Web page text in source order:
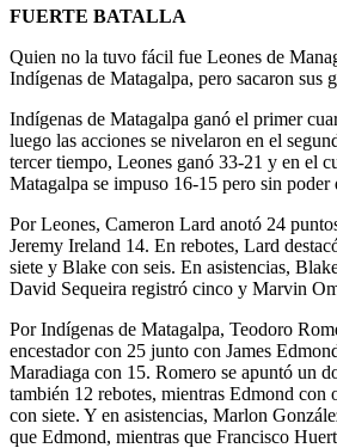
FUERTE BATALLA
Quien no la tuvo fácil fue Leones de
Indígenas de Matagalpa, pero sacaron sus
Indígenas de Matagalpa ganó el primer
luego las acciones se nivelaron en el
tercer tiempo, Leones ganó 33-21 y en el
Matagalpa se impuso 16-15 pero sin
Por Leones, Cameron Lard anotó 24
Jeremy Ireland 14. En rebotes, Lard
siete y Blake con seis. En asistencias,
David Sequeira registró cinco y Marvin
Por Indígenas de Matagalpa, Teodoro
encestador con 25 junto con James
Maradiaga con 15. Romero se apuntó un
también 12 rebotes, mientras Edmond con
con siete. Y en asistencias, Marlon
que Edmond, mientras que Francisco